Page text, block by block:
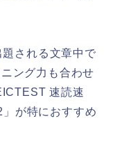
題される文章中で
ング力も合わせ
速読速
が特におすすめ